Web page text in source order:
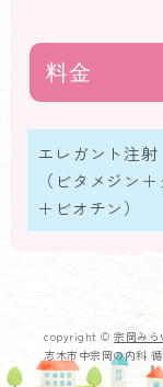
料金
エレガント注射
（ビタメジン
＋ビオチン）
copyright ©宗岡みら
志木市中宗岡の内科